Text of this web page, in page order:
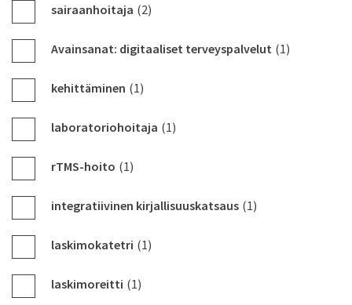
sairaanhoitaja (2)
Avainsanat: digitaaliset terveyspalvelut (1)
kehittäminen (1)
laboratoriohoitaja (1)
rTMS-hoito (1)
integratiivinen kirjallisuuskatsaus (1)
laskimokatetri (1)
laskimoreitti (1)